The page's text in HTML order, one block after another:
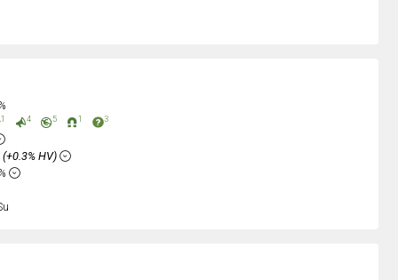
1 4 5 1 3
(+0.3% HV)